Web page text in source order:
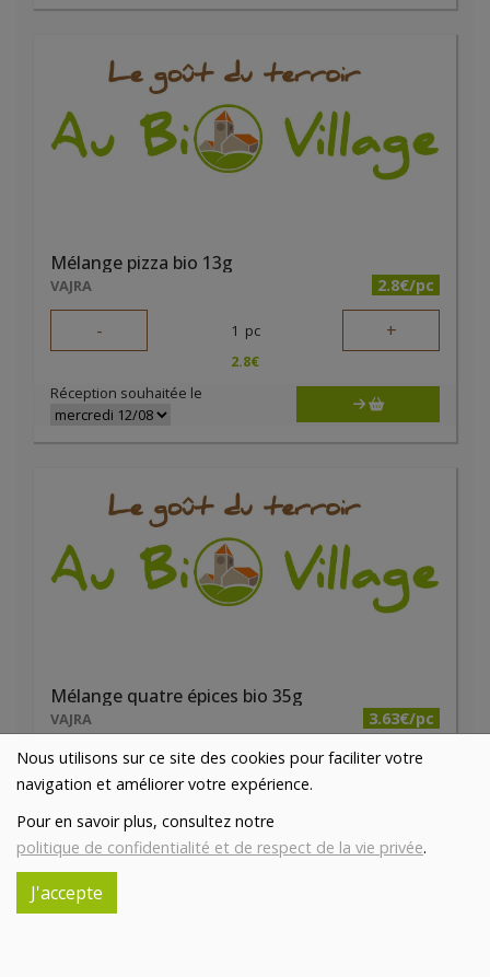
Nous utilisons sur ce site des cookies pour faciliter votre
navigation et améliorer votre expérience.
Pour en savoir plus, consultez notre
politique de confidentialité et de respect de la vie privée.
J'accepte
Mélange pizza bio 13g
VAJRA 2.8€/pc
- 1 pc +
2.8€
Réception souhaitée le
Mélange quatre épices bio 35g
VAJRA 3.63€/pc
- 1 pc +
3.63€
Réception souhaitée le